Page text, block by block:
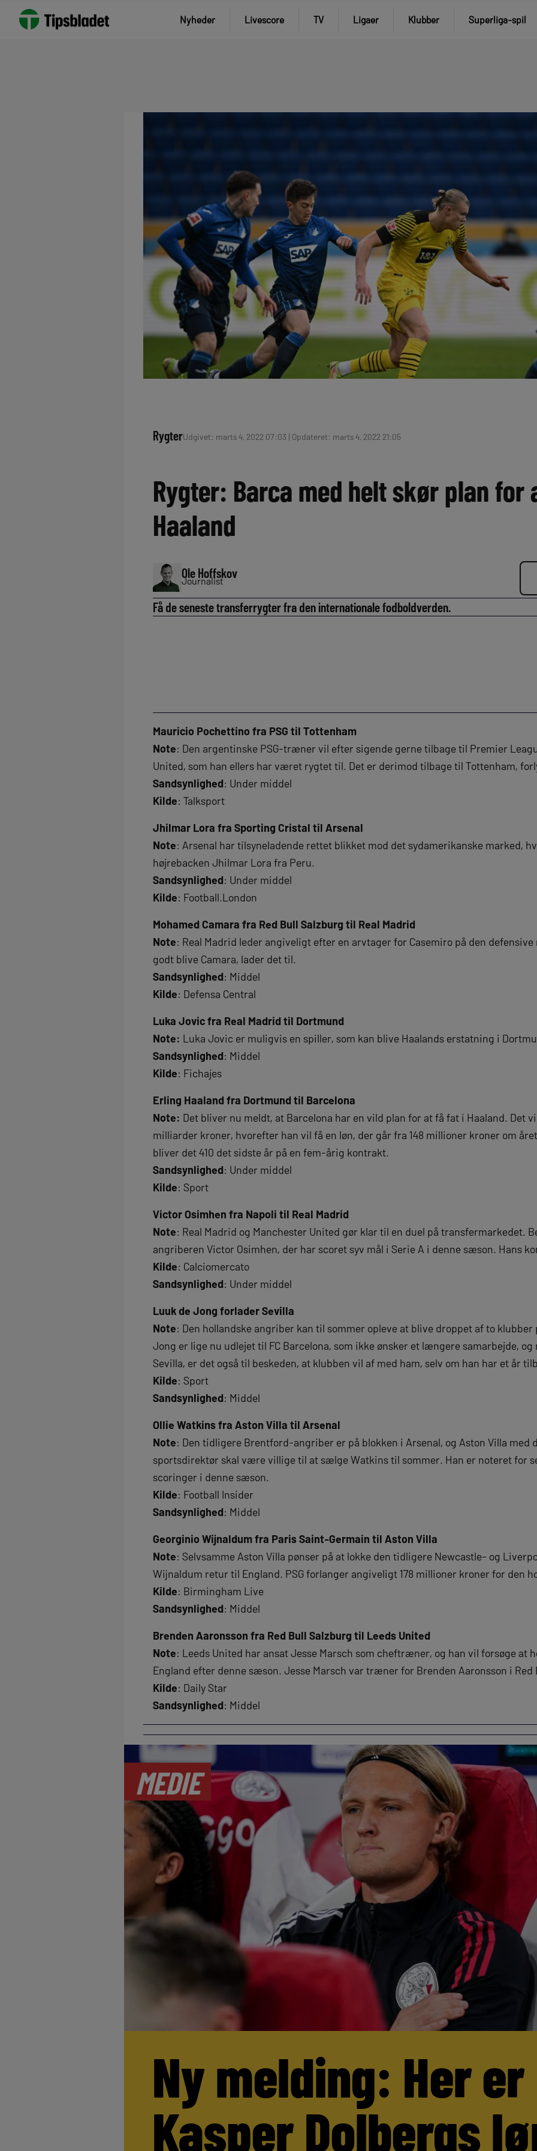
Nyheder Livescore TV Ligaer Klubber Superliga-spil
RygterUdgivet: marts 4, 2022 07:03 | Opdateret: marts 4, 2022 21:05
Rygter: Barca med helt skør plan for
Haaland
Ole Hoffskov
Journalist
Få de seneste transferrygter fra den internationale fodboldverden.
Mauricio Pochettino fra PSG til Tottenham
Note: Den argentinske PSG-træner vil efter sigende gerne tilbage til Premier
United, som han ellers har været rygtet til. Det er derimod tilbage til Tottenham,
Sandsynlighed: Under middel
Kilde: Talksport
Jhilmar Lora fra Sporting Cristal til Arsenal
Note: Arsenal har tilsyneladende rettet blikket mod det sydamerikanske marked,
højrebacken Jhilmar Lora fra Peru.
Sandsynlighed: Under middel
Kilde: Football.London
Mohamed Camara fra Red Bull Salzburg til Real Madrid
Note: Real Madrid leder angiveligt efter en arvtager for Casemiro på den
godt blive Camara, lader det til.
Sandsynlighed: Middel
Kilde: Defensa Central
Luka Jovic fra Real Madrid til Dortmund
Note: Luka Jovic er muligvis en spiller, som kan blive Haalands erstatning i
Sandsynlighed: Middel
Kilde: Fichajes
Erling Haaland fra Dortmund til Barcelona
Note: Det bliver nu meldt, at Barcelona har en vild plan for at få fat i Haaland. Det
milliarder kroner, hvorefter han vil få en løn, der går fra 148 millioner kroner om
bliver det 410 det sidste år på en fem-årig kontrakt.
Sandsynlighed: Under middel
Kilde: Sport
Victor Osimhen fra Napoli til Real Madrid
Note: Real Madrid og Manchester United gør klar til en duel på transfermarkedet.
angriberen Victor Osimhen, der har scoret syv mål i Serie A i denne sæson. Hans
Kilde: Calciomercato
Sandsynlighed: Under middel
Luuk de Jong forlader Sevilla
Note: Den hollandske angriber kan til sommer opleve at blive droppet af to klubber
Jong er lige nu udlejet til FC Barcelona, som ikke ønsker et længere samarbejde,
Sevilla, er det også til beskeden, at klubben vil af med ham, selv om han har et år
Kilde: Sport
Sandsynlighed: Middel
Ollie Watkins fra Aston Villa til Arsenal
Note: Den tidligere Brentford-angriber er på blokken i Arsenal, og Aston Villa med
sportsdirektør skal være villige til at sælge Watkins til sommer. Han er noteret for
scoringer i denne sæson.
Kilde: Football Insider
Sandsynlighed: Middel
Georginio Wijnaldum fra Paris Saint-Germain til Aston Villa
Note: Selvsamme Aston Villa pønser på at lokke den tidligere Newcastle- og
Wijnaldum retur til England. PSG forlanger angiveligt 178 millioner kroner for den
Kilde: Birmingham Live
Sandsynlighed: Middel
Brenden Aaronsson fra Red Bull Salzburg til Leeds United
Note: Leeds United har ansat Jesse Marsch som cheftræner, og han vil forsøge at
England efter denne sæson. Jesse Marsch var træner for Brenden Aaronsson i Red
Kilde: Daily Star
Sandsynlighed: Middel
MEDIE
Ny melding: Her er
Kasper Dolbergs